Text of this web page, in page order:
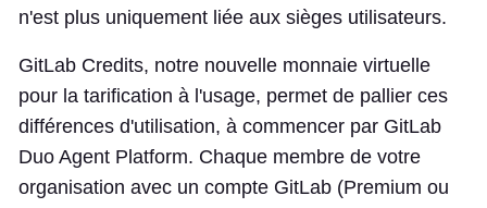
n'est plus uniquement liée aux sièges utilisateurs.
GitLab Credits, notre nouvelle monnaie virtuelle
pour la tarification à l'usage, permet de pallier ces
différences d'utilisation, à commencer par GitLab
Duo Agent Platform. Chaque membre de votre
organisation avec un compte GitLab (Premium ou